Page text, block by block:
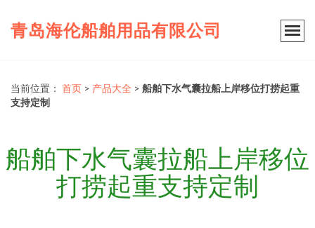
青岛海伦船舶用品有限公司
当前位置： 首页 > 产品大全 > 船舶下水气囊拉船上岸移位打捞起重
支持定制
船舶下水气囊拉船上岸移位
打捞起重支持定制